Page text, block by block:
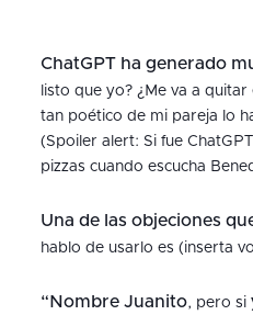
ChatGPT ha generado
listo que yo? ¿Me va a
tan poético de mi pareja lo
(Spoiler alert: Si fue
pizzas cuando escucha
Una de las objeciones
hablo de usarlo es (inserta
“Nombre Juanito, pero si